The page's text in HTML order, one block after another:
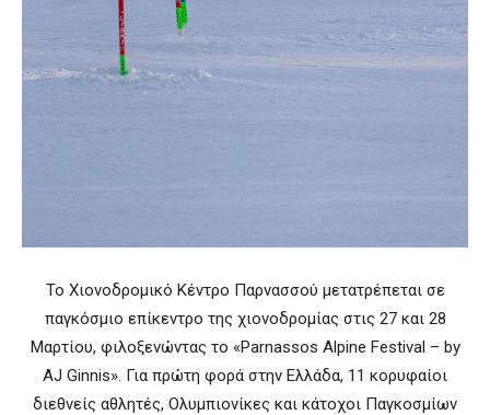
Το Χιονοδρομικό Κέντρο Παρνασσού μετατρέπεται σε
παγκόσμιο επίκεντρο της χιονοδρομίας στις 27 και 28
Μαρτίου, φιλοξενώντας το «Parnassos Alpine Festival – by
AJ Ginnis». Για πρώτη φορά στην Ελλάδα, 11 κορυφαίοι
διεθνείς αθλητές, Ολυμπιονίκες και κάτοχοι Παγκοσμίων